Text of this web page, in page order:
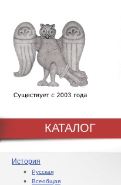
КАТАЛОГ
История
♦ Русская
♦ Всеобщая